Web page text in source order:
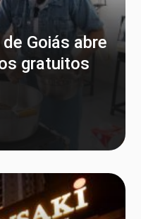
Goiás abre
gratuitos